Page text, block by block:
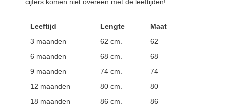
Leeftijd Lengte
Maat
3 maanden
62 cm.
62
6 maanden
68 cm.
68
9 maanden
74 cm.
74
12 maanden
80 cm.
80
18 maanden
86 cm.
86